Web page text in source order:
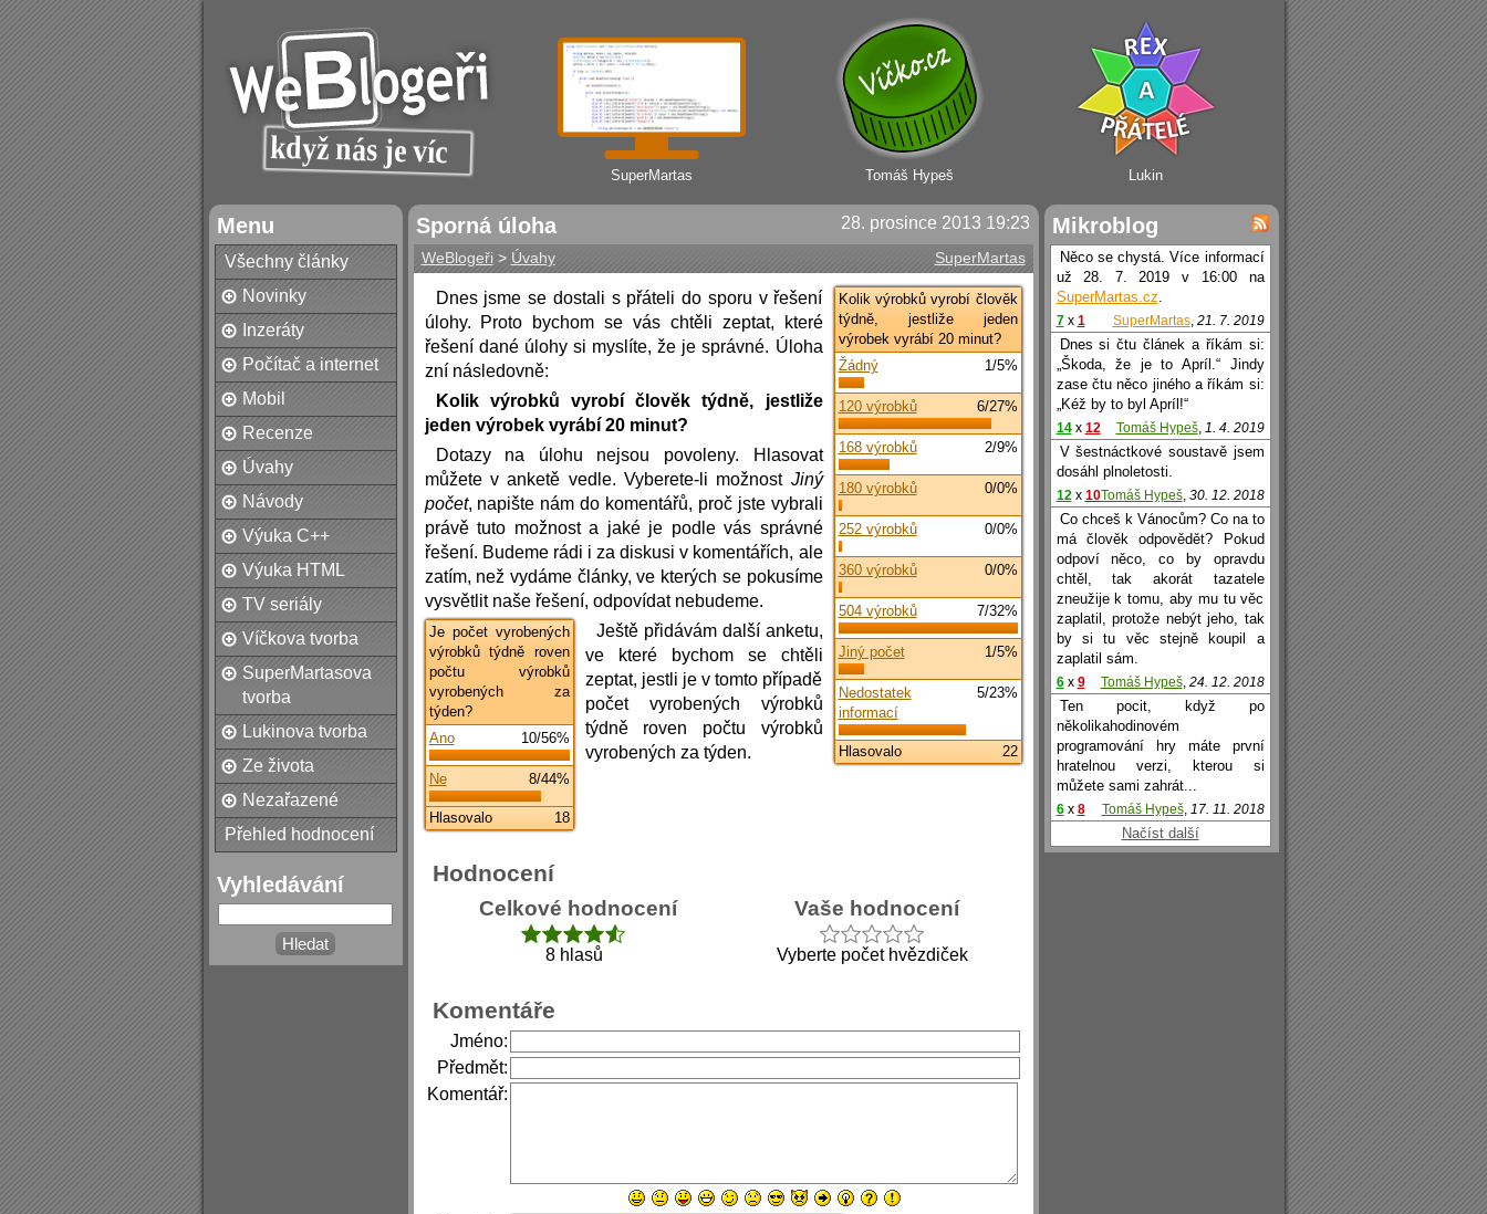
Lukin
Tomáš Hypeš
SuperMartas
Menu
Všechny články
Novinky
Inzeráty
Počítač a internet
Mobil
Recenze
Úvahy
Návody
Výuka C++
Výuka HTML
TV seriály
Víčkova tvorba
SuperMartasova
tvorba
Lukinova tvorba
Ze života
Nezařazené
Přehled hodnocení
Vyhledávání
28. prosince 2013 19:23
Sporná úloha
SuperMartas
WeBlogeři > Úvahy
Kolik výrobků vyrobí člověk
týdně, jestliže jeden
výrobek vyrábí 20 minut?
1/5%
Žádný
6/27%
120 výrobků
2/9%
168 výrobků
0/0%
180 výrobků
0/0%
252 výrobků
0/0%
360 výrobků
7/32%
504 výrobků
1/5%
Jiný počet
5/23%
Nedostatek
informací
22
Hlasovalo
Dnes jsme se dostali s přáteli do sporu v řešení
úlohy. Proto bychom se vás chtěli zeptat, které
řešení dané úlohy si myslíte, že je správné. Úloha
zní následovně:
Kolik výrobků vyrobí člověk týdně, jestliže
jeden výrobek vyrábí 20 minut?
Dotazy na úlohu nejsou povoleny. Hlasovat
můžete v anketě vedle. Vyberete-li možnost Jiný
počet, napište nám do komentářů, proč jste vybrali
právě tuto možnost a jaké je podle vás správné
řešení. Budeme rádi i za diskusi v komentářích, ale
zatím, než vydáme články, ve kterých se pokusíme
vysvětlit naše řešení, odpovídat nebudeme.
Je počet vyrobených
výrobků týdně roven
počtu výrobků
vyrobených za
týden?
10/56%
Ano
8/44%
Ne
18
Hlasovalo
Ještě přidávám další anketu,
ve které bychom se chtěli
zeptat, jestli je v tomto případě
počet vyrobených výrobků
týdně roven počtu výrobků
vyrobených za týden.
Hodnocení
Celkové hodnocení
8 hlasů
Vaše hodnocení
Vyberte počet hvězdiček
Komentáře
Jméno:
Předmět:
Komentář:
Mikroblog
Něco se chystá. Více informací
už 28. 7. 2019 v 16:00 na
SuperMartas.cz.
7x 1 SuperMartas, 21. 7. 2019
Dnes si čtu článek a říkám si:
„Škoda, že je to Apríl.“ Jindy
zase čtu něco jiného a říkám si:
„Kéž by to byl Apríl!“
14x 12 Tomáš Hypeš, 1. 4. 2019
V šestnáctkové soustavě jsem
dosáhl plnoletosti.
12x 10Tomáš Hypeš, 30. 12. 2018
Co chceš k Vánocům? Co na to
má člověk odpovědět? Pokud
odpoví něco, co by opravdu
chtěl, tak akorát tazatele
zneužije k tomu, aby mu tu věc
zaplatil, protože nebýt jeho, tak
by si tu věc stejně koupil a
zaplatil sám.
6x 9 Tomáš Hypeš, 24. 12. 2018
Ten pocit, když po
několikahodinovém
programování hry máte první
hratelnou verzi, kterou si
můžete sami zahrát...
6x 8 Tomáš Hypeš, 17. 11. 2018
Načíst další